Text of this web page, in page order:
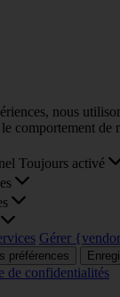
nous
comportement
Toujours activé
Gérer
préférences
de confidentialités